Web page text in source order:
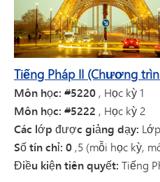
Tiếng Pháp II (Chương
Môn học: #5220 , Học kỳ 1
Môn học: #5222 , Học kỳ 2
Các lớp được giảng dạy:
Số tín chỉ: 0 ,5 (mỗi học kỳ,
Điều kiện tiên quyết: Tiếng